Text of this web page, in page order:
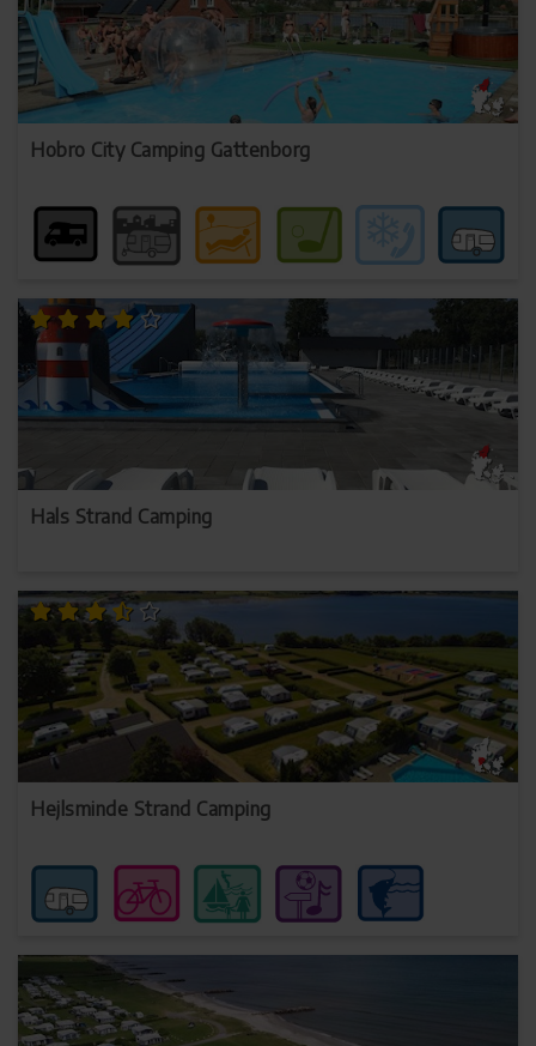
Hobro City Camping Gattenborg
Hals Strand Camping
Hejlsminde Strand Camping